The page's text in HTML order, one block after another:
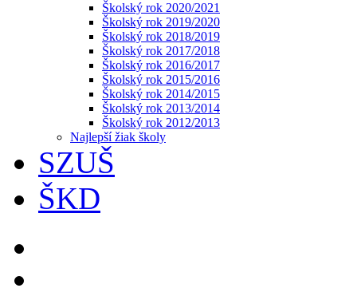
Školský rok 2020/2021
Školský rok 2019/2020
Školský rok 2018/2019
Školský rok 2017/2018
Školský rok 2016/2017
Školský rok 2015/2016
Školský rok 2014/2015
Školský rok 2013/2014
Školský rok 2012/2013
Najlepší žiak školy
SZUŠ
ŠKD